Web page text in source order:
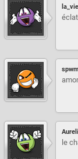
le